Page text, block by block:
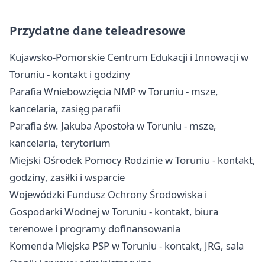
Przydatne dane teleadresowe
Kujawsko-Pomorskie Centrum Edukacji i Innowacji w
Toruniu - kontakt i godziny
Parafia Wniebowzięcia NMP w Toruniu - msze,
kancelaria, zasięg parafii
Parafia św. Jakuba Apostoła w Toruniu - msze,
kancelaria, terytorium
Miejski Ośrodek Pomocy Rodzinie w Toruniu - kontakt,
godziny, zasiłki i wsparcie
Wojewódzki Fundusz Ochrony Środowiska i
Gospodarki Wodnej w Toruniu - kontakt, biura
terenowe i programy dofinansowania
Komenda Miejska PSP w Toruniu - kontakt, JRG, sala